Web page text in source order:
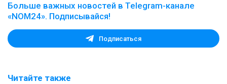
Больше важных новостей в Telegram-канале
«NOM24». Подписывайся!
Подписаться
Читайте также